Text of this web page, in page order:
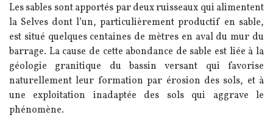
Les sables sont apportés par deux ruisseaux qui alimentent
la Selves dont l’un, particulièrement productif en sable,
est situé quelques centaines de mètres en aval du mur du
barrage. La cause de cette abondance de sable est liée à la
géologie granitique du bassin versant qui favorise
naturellement leur formation par érosion des sols, et à
une exploitation inadaptée des sols qui aggrave le
phénomène.